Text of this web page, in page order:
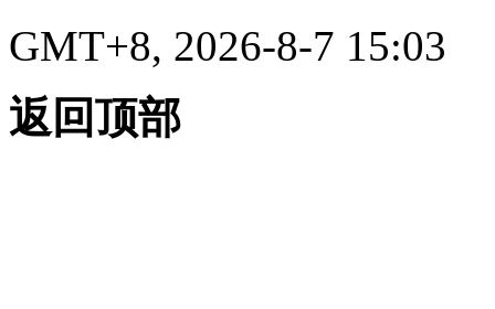
GMT+8, 2026-8-7 15:03
返回顶部